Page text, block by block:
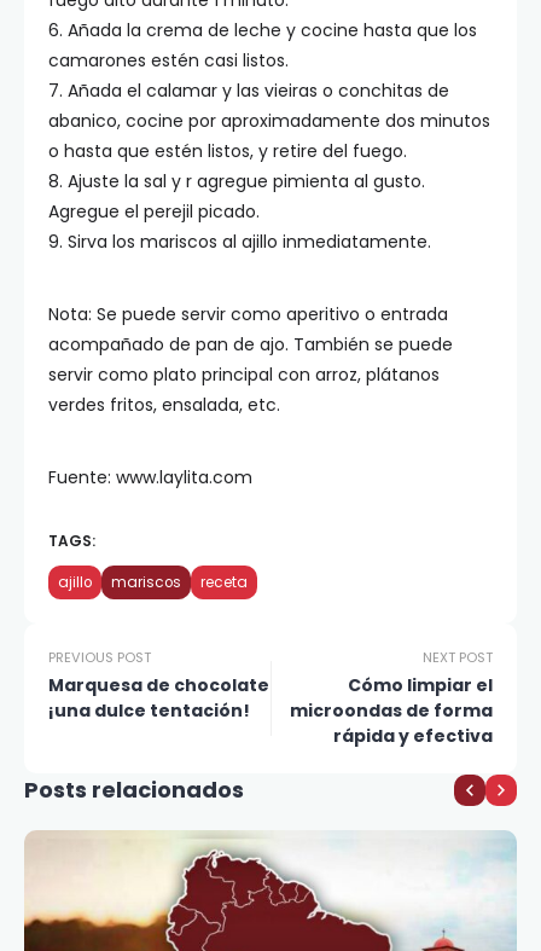
6. Añada la crema de leche y cocine hasta que los
camarones estén casi listos.
7. Añada el calamar y las vieiras o conchitas de
abanico, cocine por aproximadamente dos minutos
o hasta que estén listos, y retire del fuego.
8. Ajuste la sal y r agregue pimienta al gusto.
Agregue el perejil picado.
9. Sirva los mariscos al ajillo inmediatamente.
Nota: Se puede servir como aperitivo o entrada
acompañado de pan de ajo. También se puede
servir como plato principal con arroz, plátanos
verdes fritos, ensalada, etc.
Fuente: www.laylita.com
TAGS:
ajillo mariscos receta
PREVIOUS POST
Marquesa de chocolate
¡una dulce tentación!
NEXT POST
Cómo limpiar el
microondas de forma
rápida y efectiva
Posts relacionados